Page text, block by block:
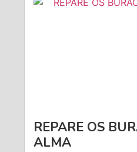
REPARE OS
ALMA